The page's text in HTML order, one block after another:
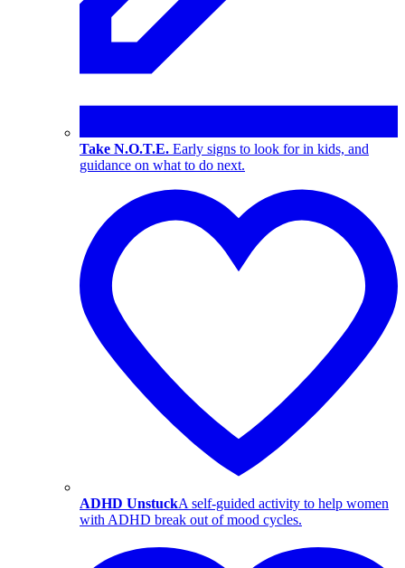
Take N.O.T.E. Early signs to look for in kids, and
guidance on what to do next.
ADHD UnstuckA self-guided activity to help women
with ADHD break out of mood cycles.